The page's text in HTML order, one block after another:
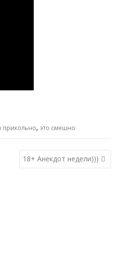
прикольно, это смешно
18+ Анекдот недели)))